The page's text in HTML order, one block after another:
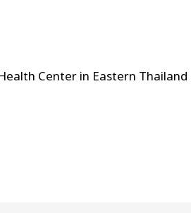
Center in Eastern Thailand